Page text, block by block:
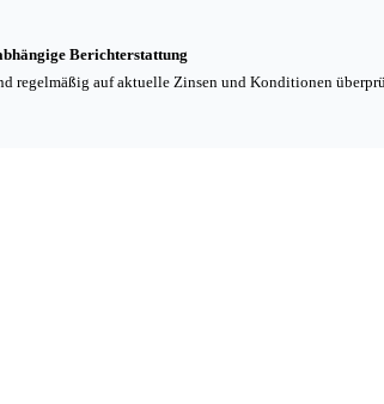
Berichterstattung
regelmäßig auf aktuelle Zinsen und Konditionen